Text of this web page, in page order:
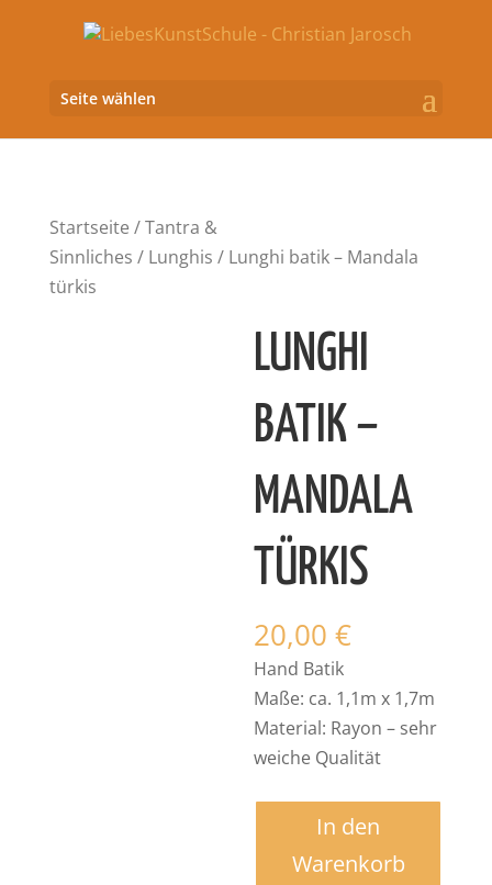
Seite wählen
Startseite /Tantra &
Sinnliches / Lunghis / Lunghi batik – Mandala
türkis
LUNGHI
BATIK –
MANDALA
TÜRKIS
20,00€
Hand Batik
Maße: ca. 1,1m x 1,7m
Material: Rayon – sehr
weiche Qualität
In den
Warenkorb